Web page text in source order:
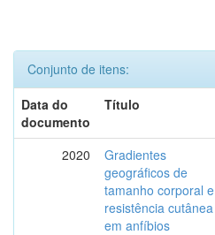
Conjunto de itens:
Data do
documento
Título
2020
Gradientes
geográficos de
tamanho corporal e
resistência cutânea
em anfíbios